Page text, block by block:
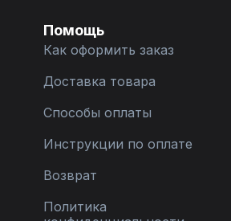
Помощь
Как оформить заказ
Доставка товара
Способы оплаты
Инструкции по оплате
Возврат
Политика